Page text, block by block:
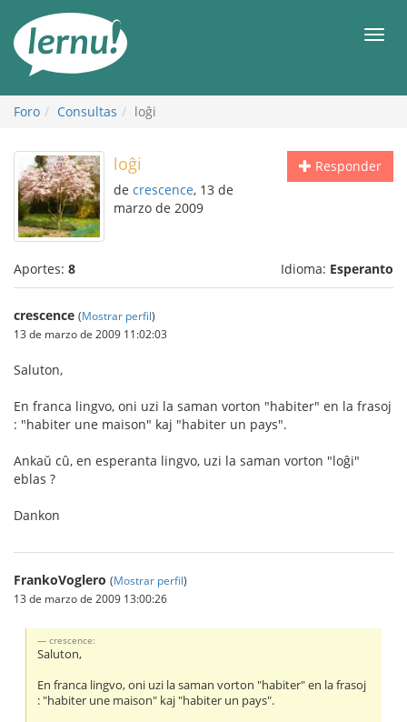
Foro Consultas loĝi
Responder
loĝi
de crescence, 13 de
marzo de 2009
Aportes: 8 Idioma: Esperanto
crescence (Mostrar perfil)
13 de marzo de 2009 11:02:03
Saluton,
En franca lingvo, oni uzi la saman vorton "habiter" en la frasoj
: "habiter une maison" kaj "habiter un pays".
Ankaŭ cû, en esperanta lingvo, uzi la saman vorton "loĝi"
eblas ?
Dankon
FrankoVoglero (Mostrar perfil)
13 de marzo de 2009 13:00:26
crescence:
Saluton,
En franca lingvo, oni uzi la saman vorton "habiter" en la frasoj
: "habiter une maison" kaj "habiter un pays".